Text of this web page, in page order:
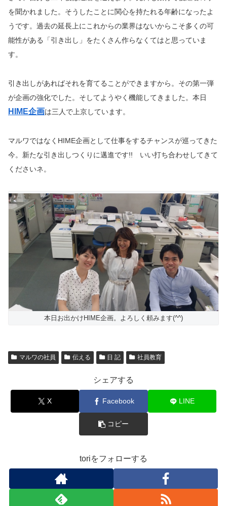
を聞かれました。そうしたことに関心を持たれる年齢になったよ
うです。過去の延長上にこれからの業界はないからこそ多くの可
能性がある「引き出し」をたくさん作らなくてはと思っていま
す。
引き出しがあればそれを育てることができますから。その第一弾
が企画の強化でした。そしてようやく機能してきました。本日
HIME企画は三人で上京しています。
マルワではなくHIME企画として仕事をするチャンスが巡ってきた
今。新たな引き出しつくりに邁進です!! いい打ち合わせしてきて
くださいネ。
本日お出かけHIME企画。よろしく頼みます(^^)
マルワの社員 伝える 日 記 社員教育
シェアする
X Facebook LINE
コピー
toriをフォローする